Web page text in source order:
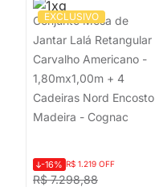
EXCLUSIVO
Conjunto Mesa de
Jantar Lalá Retangular
Carvalho Americano -
1,80mx1,00m + 4
Cadeiras Nord Encosto
Madeira - Cognac
R$ 7.298,88
-16% R$ 1.219 OFF